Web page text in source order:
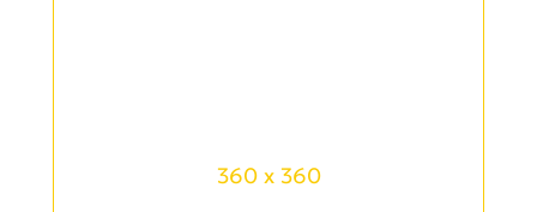
360 x 360